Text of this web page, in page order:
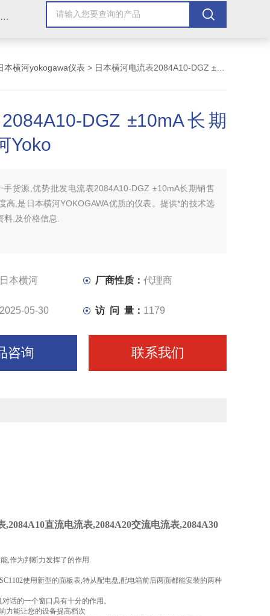
Omega插头,Omega测温线,热电偶测温线,热电偶线,铠装热电偶,热电偶连接器,热电偶插头,Omega热电偶线,T型热电偶线,TMC测温纸
本横河yokogawa仪表 > 日本横河电流表2084A10-DGZ ±10mA长期销售横河Yoko
DGZ ±10mA长期
Yoko
手货源,优势批发电流表2084A10-DGZ ±10mA长期销售
高,是日本横河YOKOGAWA优质的仪表。提供*的技术选
,及价格信息.
日本横河 厂商性质： 代理商
2025-05-30 访 问 量： 1179
咨询 联系我们
直流电流表,2084A20交流电流表,2084A30
,作为判断力发挥了的作用.
使用新型的面板表,特从配电盘,配电箱前后两面都能安装的两种
话的一个窗口具有十分的作用。
力能让您的设备提高档次